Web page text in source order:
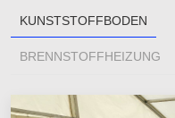
KUNSTSTOFFBODEN
BRENNSTOFFHEIZUNG